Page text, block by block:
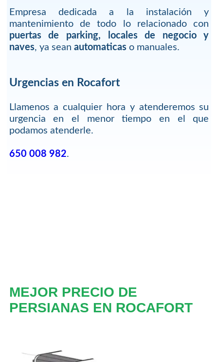
Empresa dedicada a la instalación y
mantenimiento de todo lo relacionado con
puertas de parking, locales de negocio y
naves, ya sean automaticaso manuales.
Urgencias en Rocafort
Llamenos a cualquier hora y atenderemos su
urgencia en el menor tiempo en el que
podamos atenderle.
650 008 982.
MEJOR PRECIO DE
PERSIANAS EN ROCAFORT